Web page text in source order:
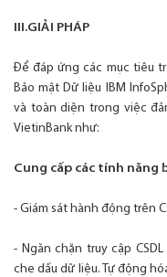
III.GIẢI PHÁP
Để đáp ứng các mục tiêu
Bảo mật Dữ liệu IBM
và toàn diện trong việc
VietinBank như:
Cung cấp các tính năng
- Giám sát hành động trên
- Ngăn chặn truy cập
che dấu dữ liệu. Tự động